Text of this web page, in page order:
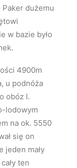
dużemu
w bazie było
4900m
u podnóża
obóz I.
lodowym
na ok. 5550
się on
jeden mały
ten